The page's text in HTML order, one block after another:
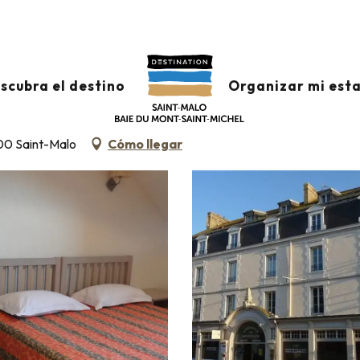
el destino Organizar mi
- APPT 304
Saint-Malo Cómo llegar